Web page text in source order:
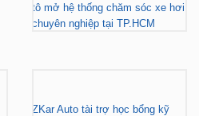
tô mở hệ thống chăm sóc xe hơi
chuyên nghiệp tại TP.HCM
ZKar Auto tài trợ học bổng kỹ